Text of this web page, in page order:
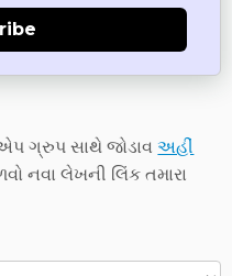
ગ્રુપ સાથે જોડાવઅહીં
નવા લેખની લિંક તમારા